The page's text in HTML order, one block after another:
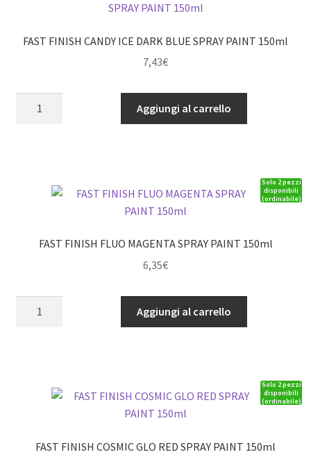
FAST FINISH CANDY ICE DARK BLUE SPRAY PAINT 150ml
7,43€
150ml
Aggiungi al carrello
Solo 2 pezzi
disponibili
(ordinabile)
FAST FINISH FLUO MAGENTA SPRAY PAINT 150ml
6,35€
Aggiungi al carrello
Solo 2 pezzi
disponibili
(ordinabile)
FAST FINISH COSMIC GLO RED SPRAY PAINT 150ml